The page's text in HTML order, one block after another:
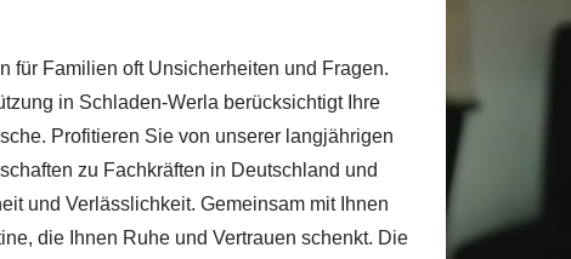
für Familien oft Unsicherheiten und Fragen.
in Schladen-Werla berücksichtigt Ihre
Profitieren Sie von unserer langjährigen
zu Fachkräften in Deutschland und
und Verlässlichkeit. Gemeinsam mit Ihnen
die Ihnen Ruhe und Vertrauen schenkt. Die